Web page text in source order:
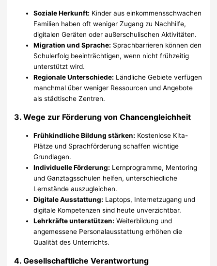
Soziale Herkunft: Kinder aus einkommensschwachen
Familien haben oft weniger Zugang zu Nachhilfe,
digitalen Geräten oder außerschulischen Aktivitäten.
Migration und Sprache: Sprachbarrieren können den
Schulerfolg beeinträchtigen, wenn nicht frühzeitig
unterstützt wird.
Regionale Unterschiede: Ländliche Gebiete verfügen
manchmal über weniger Ressourcen und Angebote
als städtische Zentren.
3.Wege zur Förderung von Chancengleichheit
Frühkindliche Bildung stärken: Kostenlose Kita-
Plätze und Sprachförderung schaffen wichtige
Grundlagen.
Individuelle Förderung: Lernprogramme, Mentoring
und Ganztagsschulen helfen, unterschiedliche
Lernstände auszugleichen.
Digitale Ausstattung: Laptops, Internetzugang und
digitale Kompetenzen sind heute unverzichtbar.
Lehrkräfte unterstützen: Weiterbildung und
angemessene Personalausstattung erhöhen die
Qualität des Unterrichts.
4.Gesellschaftliche Verantwortung